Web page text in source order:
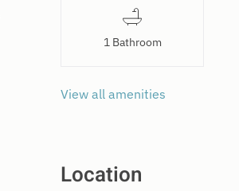
1 Bathroom
View all amenities
Location